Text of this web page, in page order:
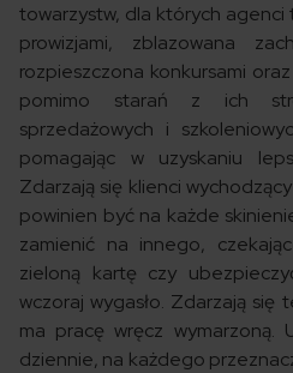
towarzystw, dla których agenci
prowizjami, zblazowana
rozpieszczona konkursami
pomimo starań z ich
sprzedażowych i
pomagając w uzyskaniu
Zdarzają się klienci
powinien być na każde
zamienić na innego,
zieloną kartę czy
wczoraj wygasło. Zdarzają
ma pracę wręcz wymarzoną.
dziennie, na każdego